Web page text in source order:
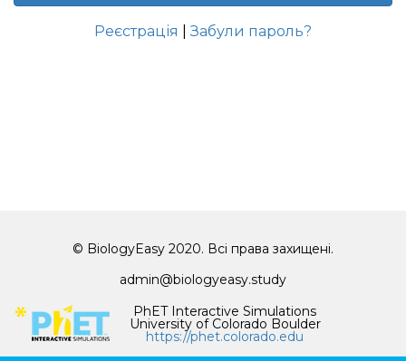
Реєстрація |Забули пароль?
© BiologyEasy 2020. Всі права захищені.
admin@biologyeasy.study
PhET Interactive Simulations
University of Colorado Boulder
https://phet.colorado.edu